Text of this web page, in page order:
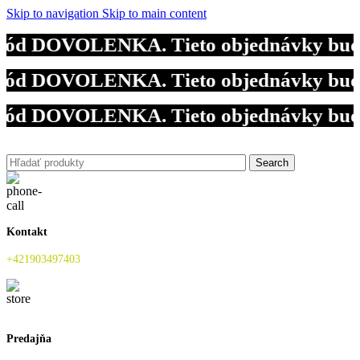
Skip to navigation Skip to main content
DOVOLENKA. Tieto objednávky
DOVOLENKA. Tieto objednávky
DOVOLENKA. Tieto objednávky
Search
Kontakt
+421903497403
Predajňa